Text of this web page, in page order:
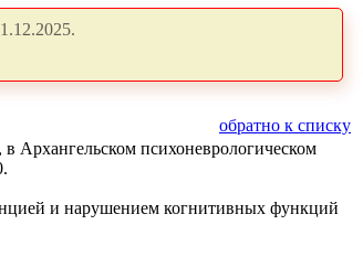
обратно к списку
психоневрологическом
и нарушением когнитивных функций